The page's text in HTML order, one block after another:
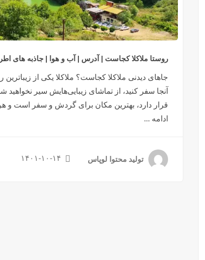
روستا ملاکلا کجاست | آدرس | آب و هوا | جاذبه های
جاهای دیدنی ملاکلا کجاست؟ ملاکلا یکی از
آنجا سفر کنید، از تماشای زیبایی‌هایش سیر
قرار دارد، بهترین مکان برای گردش و سفر است و
ادامه ...
تولید محتوا لوپاس ۱۴۰۱-۱۰-۱۴